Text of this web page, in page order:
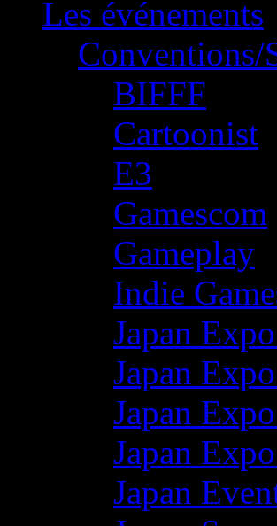
Les événements
Conventions/
BIFFF
Cartoonist
E3
Gamescom
Gameplay
Indie
Japan
Japan
Japan
Japan
Japan